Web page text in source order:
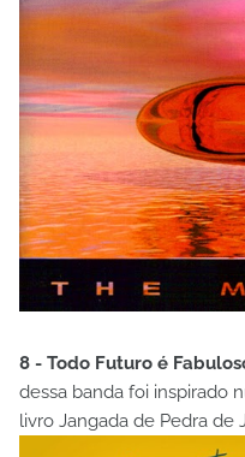
8 - Todo Futuro é
dessa banda foi inspirado
livro Jangada de Pedra de